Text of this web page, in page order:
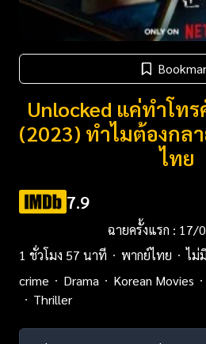
Unlocked แค่ทำโท
(2023) ทำไมต้องกล
ไทย
7.9
ฉายครั้งแรก : 17/
1 ชั่วโมง 57 นาที
พากย์ไทย ไม่
crime
Drama Korean Movies
Thriller